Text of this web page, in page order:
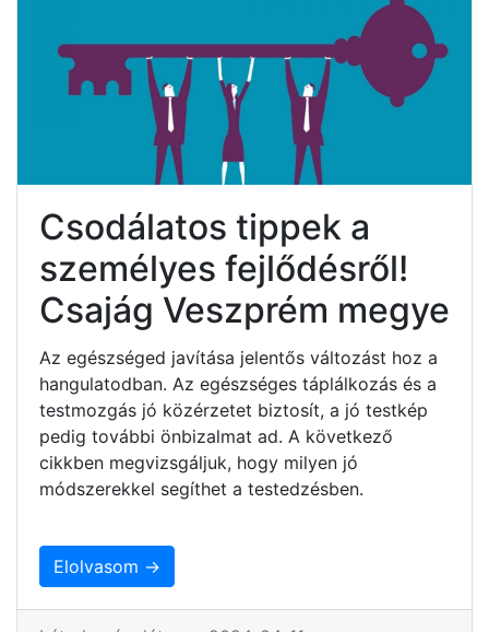
Csodálatos tippek a
személyes fejlődésről!
Csajág Veszprém megye
Az egészséged javítása jelentős változást hoz a
hangulatodban. Az egészséges táplálkozás és a
testmozgás jó közérzetet biztosít, a jó testkép
pedig további önbizalmat ad. A következő
cikkben megvizsgáljuk, hogy milyen jó
módszerekkel segíthet a testedzésben.
Elolvasom →